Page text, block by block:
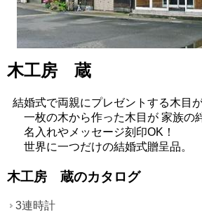
木工房 蔵
結婚式で両親にプレゼントする木目
一枚の木から作った木目が 家族の
名入れやメッセージ刻印OK！
世界に一つだけの結婚式贈呈品。
木工房 蔵のカタログ
3連時計